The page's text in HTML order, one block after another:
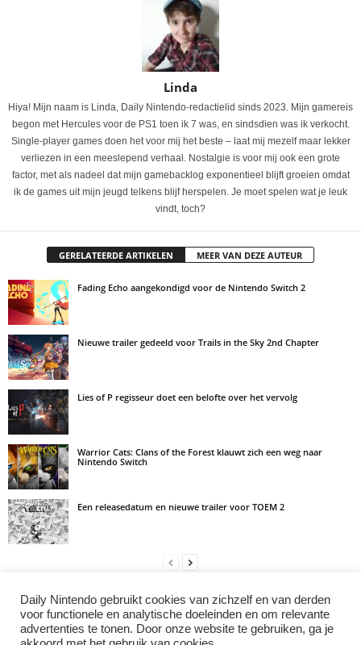
Linda
Hiya! Mijn naam is Linda, Daily Nintendo-redactielid sinds 2023. Mijn gamereis
begon met Hercules voor de PS1 toen ik 7 was, en sindsdien was ik verkocht.
Single-player games doen het voor mij het beste – laat mij mezelf maar lekker
verliezen in een meeslepend verhaal. Nostalgie is voor mij ook een grote
factor, met als nadeel dat mijn gamebacklog exponentieel blijft groeien omdat
ik de games uit mijn jeugd telkens blijf herspelen. Je moet spelen wat je leuk
vindt, toch?
GERELATEERDE ARTIKELEN MEER VAN DEZE AUTEUR
Fading Echo aangekondigd voor de Nintendo Switch 2
Nieuwe trailer gedeeld voor Trails in the Sky 2nd Chapter
Lies of P regisseur doet een belofte over het vervolg
Warrior Cats: Clans of the Forest klauwt zich een weg naar
Nintendo Switch
Een releasedatum en nieuwe trailer voor TOEM 2
LAAT EEN REACTIE ACHTER
Log in om een opmerking achter te laten
Daily Nintendo gebruikt cookies van zichzelf en van derden
voor functionele en analytische doeleinden en om relevante
advertenties te tonen. Door onze website te gebruiken, ga je